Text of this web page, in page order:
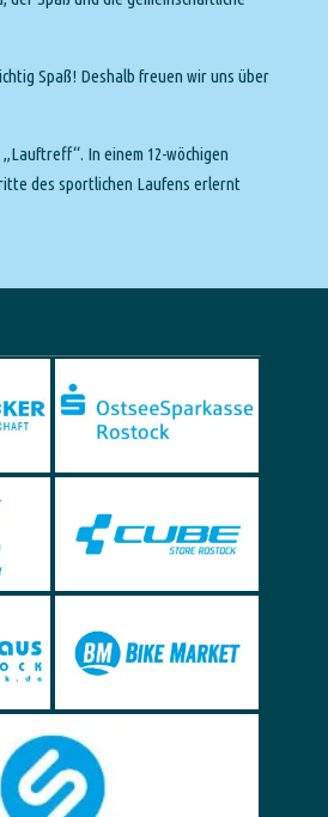
Spaß! Deshalb freuen wir uns über
In einem 12-wöchigen
des sportlichen Laufens erlernt